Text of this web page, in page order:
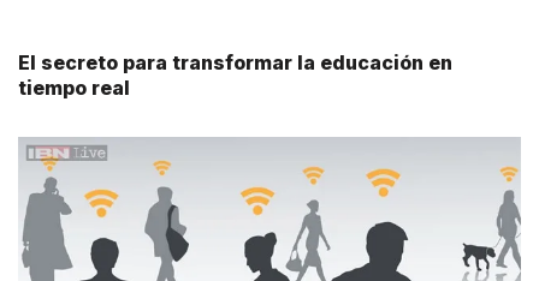
El secreto para transformar la educación en
tiempo real